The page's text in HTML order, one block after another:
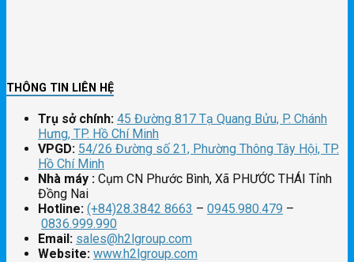
THÔNG TIN LIÊN HỆ
Trụ sở chính: 45 Đường 817 Tạ Quang Bửu, P. Chánh
Hưng, TP. Hồ Chí Minh
VPGD: 54/26 Đường số 21, Phường Thông Tây Hội, TP.
Hồ Chí Minh
Nhà máy : Cụm CN Phước Bình, Xã PHƯỚC THÁI Tỉnh
Đồng Nai
Hotline: (+84)28.3842 8663 – 0945.980.479 –
0836.999.990
Email: sales@h2lgroup.com
Website: www.h2lgroup.com